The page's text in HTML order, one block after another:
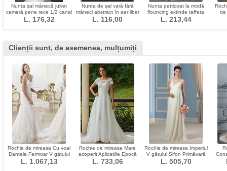
Nunta șal mânecă juiliet
cameră pene rece 1/2 canal
L. 176,32
Nunta de șal vară fără
mâneci abstract în aer liber
cristal floral PIN
L. 116,00
Nunta petticoat la modă
flouncing extinde taffeta
poliester
L. 213,44
de
Clienții sunt, de asemenea, mulțumiți
Rochie de mireasa Cu voal
Dantela Fermoar V gâtului
Toamnă Fără mâneci
L. 1.067,13
Rochie de mireasa Mare
acoperit Aplicatiile Epocă
Talie naturale
L. 733,06
Rochie de mireasa Imperiul
V gâtului Sifon Primăvară
Lungime podea
L. 505,70